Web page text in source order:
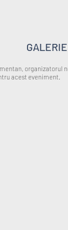
organizatorul
acest eveniment.